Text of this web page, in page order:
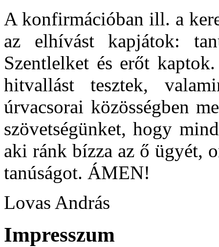
A konfirmációban ill. a
az elhívást kapjátok:
Szentlelket és erőt
hitvallást tesztek,
úrvacsorai közösségben
szövetségünket, hogy
aki ránk bízza az ő ügyét,
tanúságot. ÁMEN!
Lovas András
Impresszum